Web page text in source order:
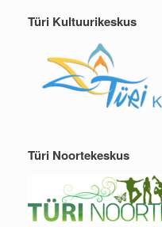
Türi Kultuurikeskus
Türi Noortekeskus